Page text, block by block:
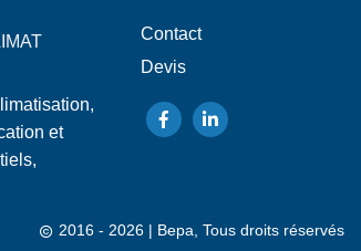
et
Contact
Devis
suivez-suivez-
2016 - 2026 | Bepa, Tous droits réservés